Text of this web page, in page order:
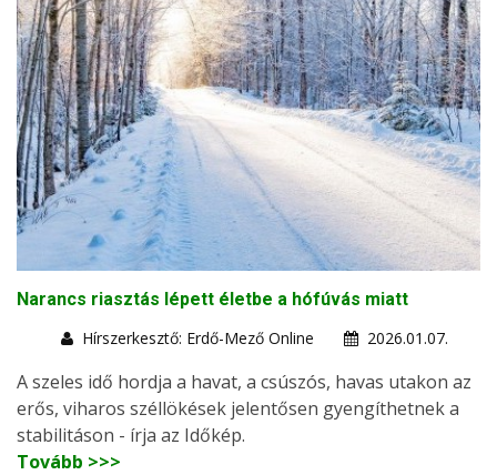
Narancs riasztás lépett életbe a hófúvás miatt
Hírszerkesztő: Erdő-Mező Online
2026.01.07.
A szeles idő hordja a havat, a csúszós, havas utakon az
erős, viharos széllökések jelentősen gyengíthetnek a
stabilitáson - írja az Időkép.
Tovább >>>